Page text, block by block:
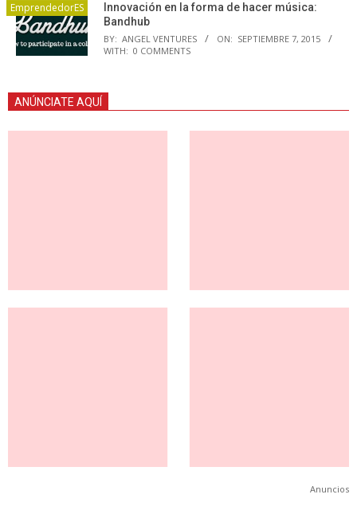
EmprendedorES
Innovación en la forma de hacer música:
Bandhub
BY: ANGEL VENTURES ON: SEPTIEMBRE 7, 2015
WITH: 0 COMMENTS
ANÚNCIATE AQUÍ
Anuncios